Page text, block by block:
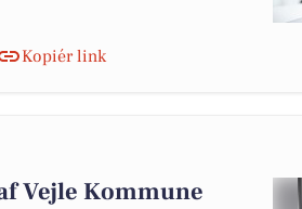
Kopiér link
Vejle Kommune